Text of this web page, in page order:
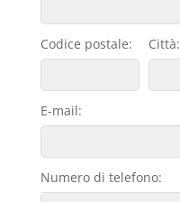
Codice postale: Città:
E-mail:
Numero di telefono: